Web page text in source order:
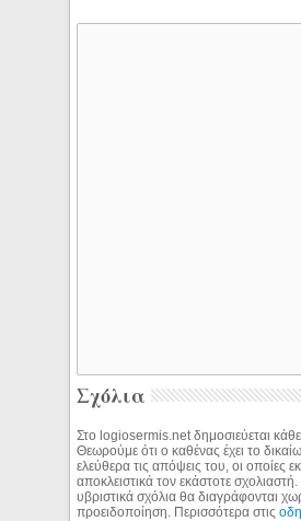
Σχόλια
Στο logiosermis.net δημοσιεύεται κάθε
Θεωρούμε ότι ο καθένας έχει το
ελεύθερα τις απόψεις του, οι οποίες
αποκλειστικά τον εκάστοτε
υβριστικά σχόλια θα διαγράφονται
προειδοποίηση. Περισσότερα στις